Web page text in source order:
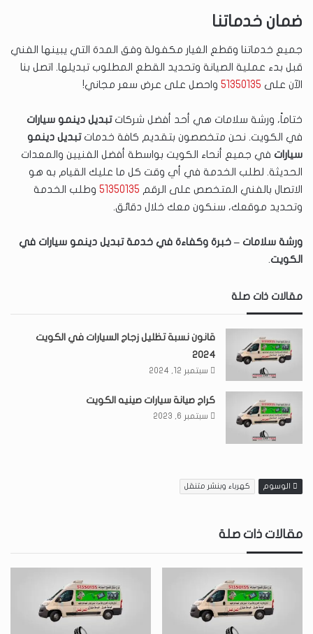
ضمان خدماتنا
جميع خدماتنا وقطع الغيار مكفولة وفق المدة التي يبينها الفني
قبل بدء عملية الصيانة وتحديد القطع المطلوب تبديلها. اتصل بنا
الآن على 51350135 واحصل على عرض سعر مجاني!
ختاماً، ورشة سلامات هي أحد أفضل شركاتتبديل دينمو سيارات
في الكويت. نحن متخصصون بتقديم كافة خدماتتبديل دينمو
سيارات في جميع أنحاء الكويت بواسطة أفضل الفنيين والمعدات
الحديثة. لطلب الخدمة في أي وقت كل ما عليك القيام به هو
الاتصال بالفني المتخصص على الرقم 51350135 وطلب الخدمة
وتحديد موقعك، سنكون معك خلال دقائق.
ورشة سلامات – خبرة وكفاءة في خدمة تبديل دينمو سيارات في
الكويت.
مقالات ذات صلة
قانون نسبة تظليل زجاج السيارات في الكويت
2024
سبتمبر 12, 2024
كراج صيانة سيارات صينيه الكويت
سبتمبر 6, 2023
الوسوم كهرباء وبنشر متنقل
مقالات ذات صلة